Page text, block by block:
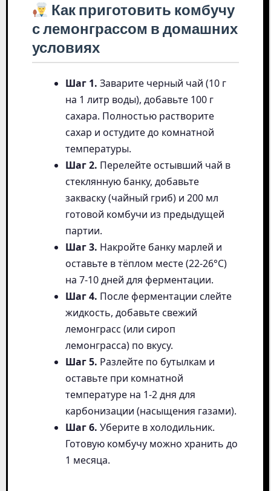
Как приготовить комбучу
с лемонграссом в домашних
условиях
Шаг 1. Заварите черный чай (10 г
на 1 литр воды), добавьте 100 г
сахара. Полностью растворите
сахар и остудите до комнатной
температуры.
Шаг 2. Перелейте остывший чай в
стеклянную банку, добавьте
закваску (чайный гриб) и 200 мл
готовой комбучи из предыдущей
партии.
Шаг 3. Накройте банку марлей и
оставьте в тёплом месте (22-26°C)
на 7-10 дней для ферментации.
Шаг 4. После ферментации слейте
жидкость, добавьте свежий
лемонграсс (или сироп
лемонграсса) по вкусу.
Шаг 5. Разлейте по бутылкам и
оставьте при комнатной
температуре на 1-2 дня для
карбонизации (насыщения газами).
Шаг 6. Уберите в холодильник.
Готовую комбучу можно хранить до
1 месяца.